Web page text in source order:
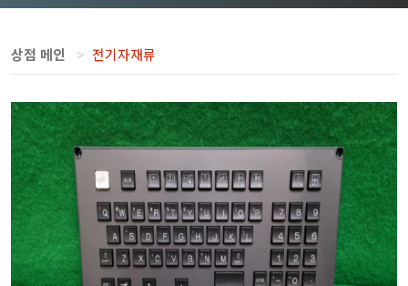
상점 메인 전기자재류